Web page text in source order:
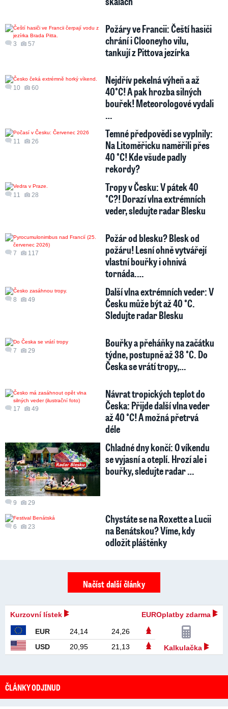
3 57
Požáry ve Francii: Čeští hasiči
chrání i Clooneyho vilu,
tankují z Pittova jezírka
10 60
Nejdřív pekelná výheň a až
40°C! A pak hrozba silných
bouřek! Meteorologové vydali
…
11 26
Temné předpovědi se vyplnily:
Na Litoměřicku naměřili přes
40 °C! Kde všude padly
rekordy?
11 28
Tropy v Česku: V pátek 40
°C?! Dorazí vlna extrémních
veder, sledujte radar Blesku
7 117
Požár od blesku? Blesk od
požáru! Lesní ohně vytvářejí
vlastní bouřky i ohnivá
tornáda.…
8 49
Další vlna extrémních veder: V
Česku může být až 40 °C.
Sledujte radar Blesku
7 29
Bouřky a přeháňky na začátku
týdne, postupně až 38 °C. Do
Česka se vrátí tropy,…
17 49
Návrat tropických teplot do
Česka: Přijde další vlna veder
až 40 °C! A možná přetrvá
déle
9 29
Chladné dny končí: O víkendu
se vyjasní a oteplí. Hrozí ale i
bouřky, sledujte radar …
6 23
Chystáte se na Roxette a Lucii
na Benátskou? Víme, kdy
odložit pláštěnky
Načíst další články
Kurzovní lístek EUROplatby zdarma
EUR 24,14
24,26
USD
20,95 21,13 Kalkulačka
ČLÁNKY ODJINUD